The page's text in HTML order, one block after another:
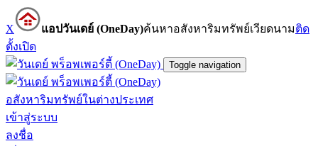
X แอปวันเดย์ (OneDay)ค้นหาอสังหาริมทรัพย์เวียดนามติด
ตั้งเปิด
Toggle navigation
อสังหาริมทรัพย์ในต่างประเทศ
เข้าสู่ระบบ
ลงชื่อ